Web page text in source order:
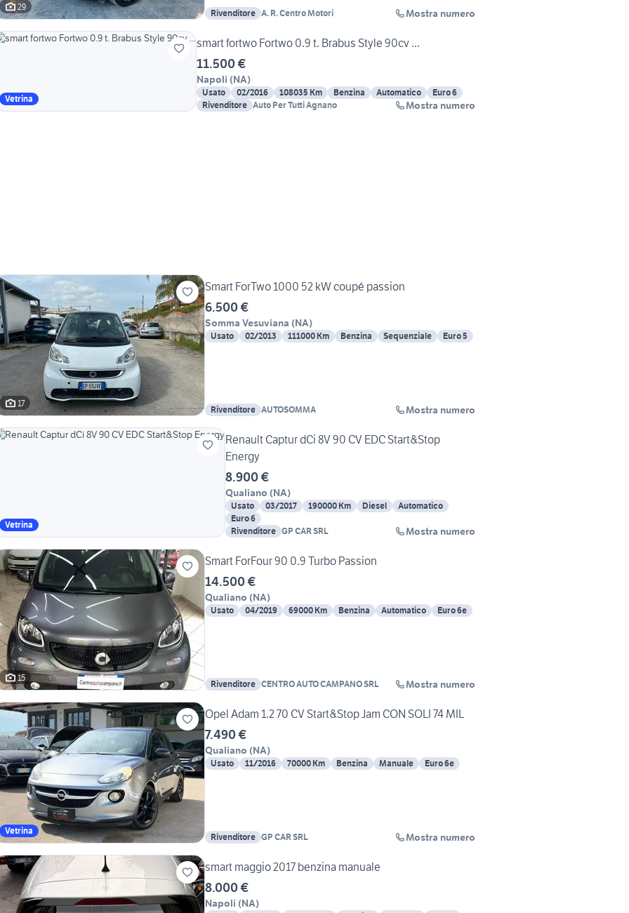
29
Rivenditore A. R. Centro Motori Mostra numero
Vetrina
smart fortwo Fortwo 0.9 t. Brabus Style 90cv ...
11.500 €
Napoli (NA)
Usato 02/2016 108035 Km Benzina Automatico
Euro 6
Rivenditore Auto Per Tutti Agnano Mostra numero
17
Smart ForTwo 1000 52 kW coupé passion
6.500 €
Somma Vesuviana (NA)
Usato 02/2013 111000 Km Benzina Sequenziale Euro 5
Rivenditore AUTOSOMMA Mostra numero
Vetrina
Renault Captur dCi 8V 90 CV EDC Start&Stop
Energy
8.900 €
Qualiano (NA)
Usato 03/2017 190000 Km Diesel
Automatico
Euro 6
Rivenditore GP CAR SRL Mostra numero
15
Smart ForFour 90 0.9 Turbo Passion
14.500 €
Qualiano (NA)
Usato 04/2019 69000 Km Benzina Automatico Euro 6e
Rivenditore CENTRO AUTO CAMPANO SRL Mostra numero
Vetrina
Opel Adam 1.2 70 CV Start&Stop Jam CON SOLI 74 MIL
7.490 €
Qualiano (NA)
Usato 11/2016 70000 Km Benzina Manuale Euro 6e
Rivenditore GP CAR SRL Mostra numero
smart maggio 2017 benzina manuale
8.000 €
Napoli (NA)